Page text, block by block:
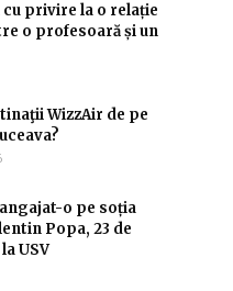
cu privire la o relație
o profesoară și un
WizzAir de pe
o pe soția
Popa, 23 de
USV